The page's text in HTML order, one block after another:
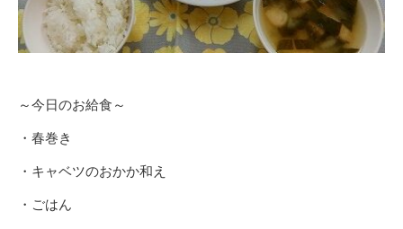
～今日のお給食～
・春巻き
・キャベツのおかか和え
・ごはん